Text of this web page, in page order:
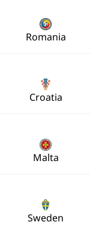
Romania
Croatia
Malta
Sweden